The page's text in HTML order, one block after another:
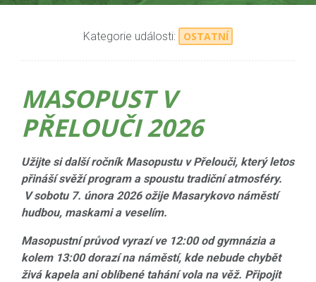
Kategorie události: OSTATNÍ
MASOPUST V
PŘELOUČI 2026
Užijte si další ročník Masopustu v Přelouči, který letos
přináší svěží program a spoustu tradiční atmosféry.
V sobotu 7. února 2026 ožije Masarykovo náměstí
hudbou, maskami a veselím.
Masopustní průvod vyrazí ve 12:00 od gymnázia a
kolem 13:00 dorazí na náměstí, kde nebude chybět
živá kapela ani oblíbené tahání vola na věž. Připojit